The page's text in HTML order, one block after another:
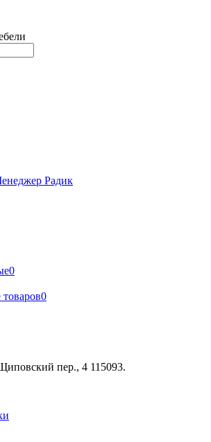
Радик
0
0
пер., 4 115093.